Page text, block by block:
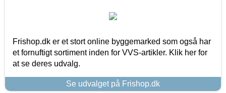
Frishop.dk er et stort online byggemarked som også har
et fornuftigt sortiment inden for VVS-artikler. Klik her for
at se deres udvalg.
Se udvalget på Frishop.dk